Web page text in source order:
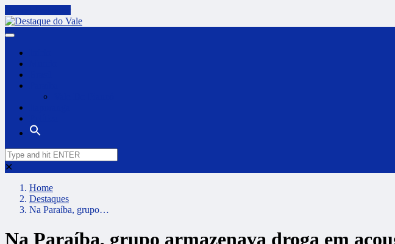
✕
Home
Destaques
Na Paraíba, grupo…
Na Paraíba, grupo armazenava droga em